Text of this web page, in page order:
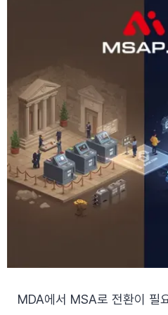
MDA에서 MSA로 전환이 필